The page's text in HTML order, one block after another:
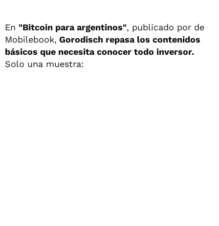
En "Bitcoin para argentinos", publicado por de
Mobilebook, Gorodisch repasa los contenidos
básicos que necesita conocer todo inversor.
Solo una muestra: